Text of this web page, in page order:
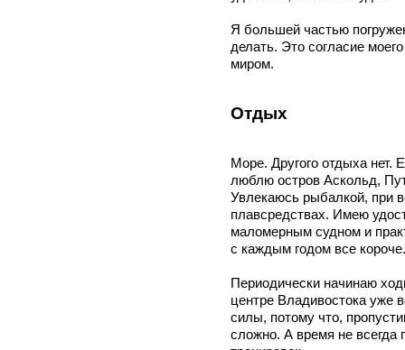
Я большей частью
делать. Это согласие
миром.
Отдых
Море. Другого отдыха нет.
люблю остров Аскольд,
Увлекаюсь рыбалкой, при
плавсредствах. Имею
маломерным судном и
с каждым годом все короче.
Периодически начинаю
центре Владивостока уже
силы, потому что,
сложно. А время не всегда